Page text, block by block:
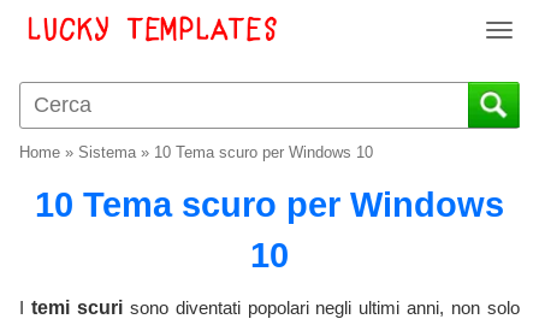
T
g
g
a
g
Home » Sistema» 10 Tema scuro per Windows 10
10 Tema scuro per Windows
10
I temi scurisono diventati popolari negli ultimi anni, non solo